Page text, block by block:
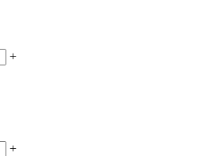
+
+